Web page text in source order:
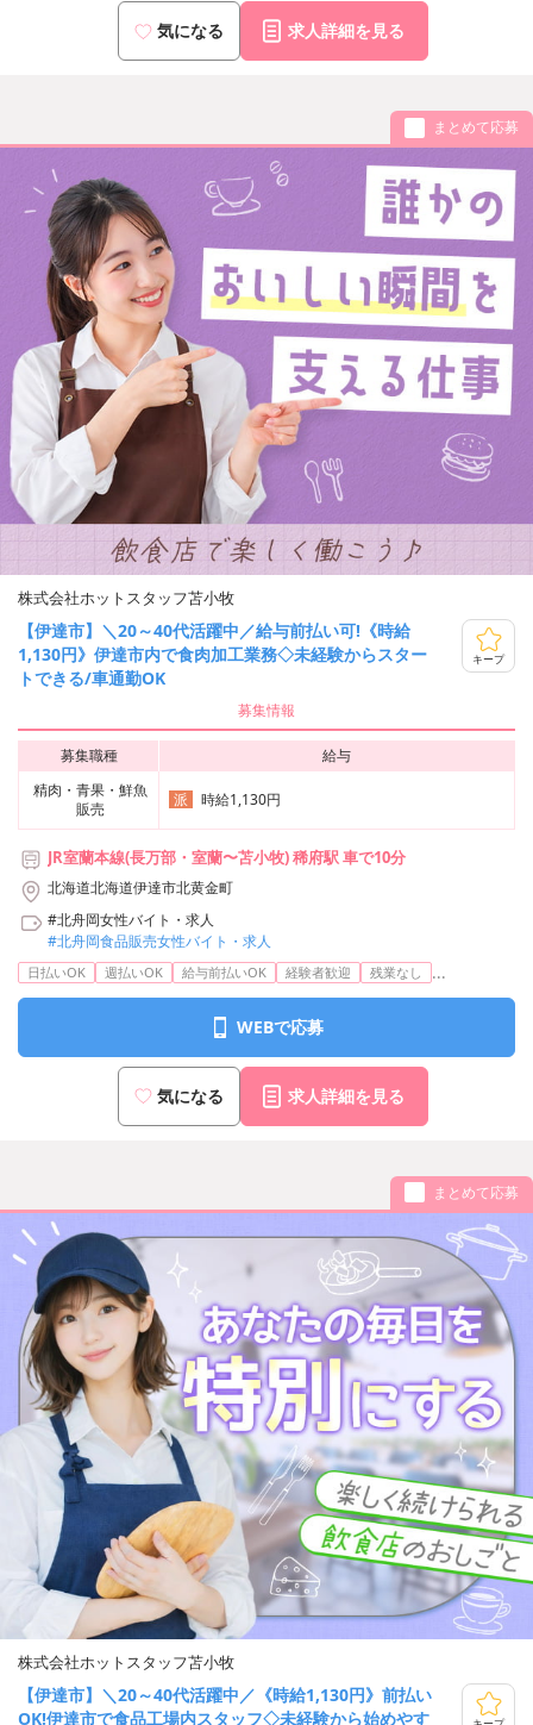
気になる 求人詳細を見る
まとめて応募
株式会社ホットスタッフ苫小牧
【伊達市】＼20～40代活躍中／給与前払い可!《時給
1,130円》伊達市内で食肉加工業務◇未経験からスター
トできる/車通勤OK
キープ
募集情報
募集職種
給与
精肉・青果・鮮魚
販売
派 時給1,130円
JR室蘭本線(長万部・室蘭〜苫小牧) 稀府駅 車で10分
北海道北海道伊達市北黄金町
#北舟岡女性バイト・求人
#北舟岡食品販売女性バイト・求人
日払いOK 週払いOK 給与前払いOK 経験者歓迎 残業なし ...
WEBで応募
気になる 求人詳細を見る
まとめて応募
株式会社ホットスタッフ苫小牧
【伊達市】＼20～40代活躍中／《時給1,130円》前払い
OK!伊達市で食品工場内スタッフ◇未経験から始めやす